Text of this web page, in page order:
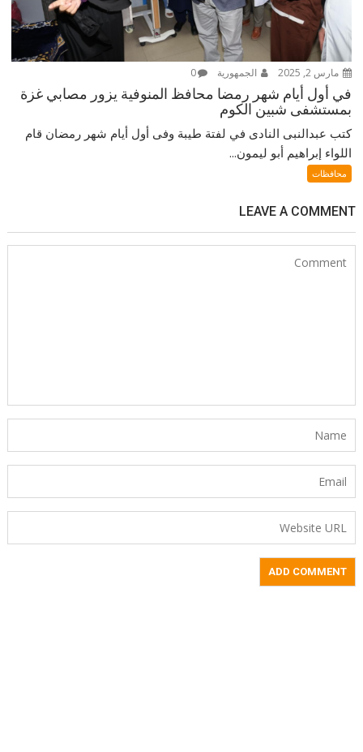
مارس 2, 2025 الجمهورية 0
في أول أيام شهر رمضا محافظ المنوفية يزور مصابي غزة
بمستشفى شبين الكوم
كتب عبدالنبى النادى في لفتة طيبة وفى أول أيام شهر رمضان قام
اللواء إبراهيم أبو ليمون...
محافظات
LEAVE A COMMENT